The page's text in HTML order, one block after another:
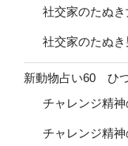
社交家のたぬき
社交家のたぬき
新動物占い60 ひ
チャレンジ精
チャレンジ精